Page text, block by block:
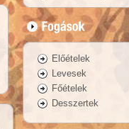
Előételek
Levesek
Főételek
Desszertek